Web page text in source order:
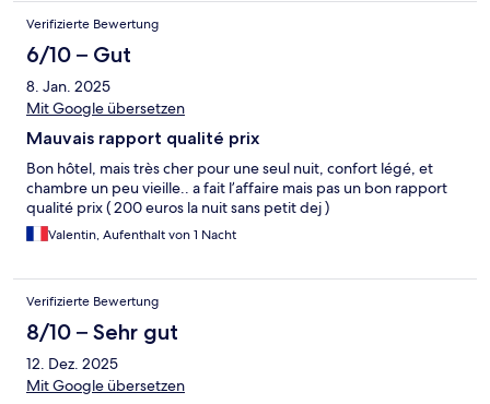
Verifizierte Bewertung
6/10 – Gut
8. Jan. 2025
Mit Google übersetzen
Mauvais rapport qualité prix
Bon hôtel, mais très cher pour une seul nuit, confort légé, et
chambre un peu vieille.. a fait l’affaire mais pas un bon rapport
qualité prix ( 200 euros la nuit sans petit dej )
Valentin, Aufenthalt von 1 Nacht
Verifizierte Bewertung
8/10 – Sehr gut
12. Dez. 2025
Mit Google übersetzen